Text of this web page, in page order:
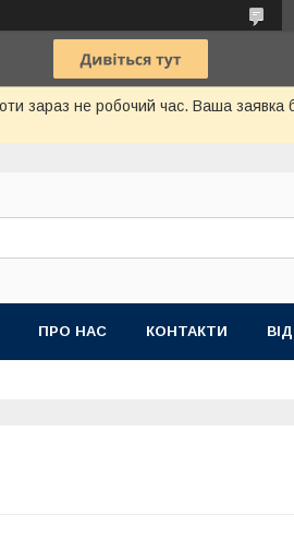
зараз не робочий час. Ваша
ПРО НАС КОНТАКТИ